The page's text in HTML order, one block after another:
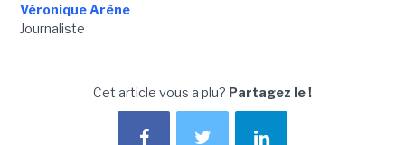
Véronique Arène
Journaliste
Cet article vous a plu? Partagez le !